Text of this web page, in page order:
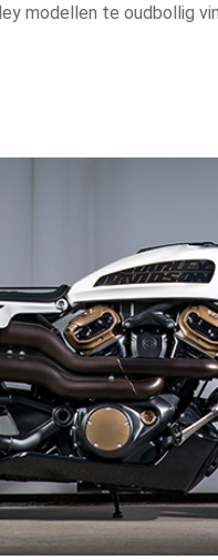
modellen te oudbollig